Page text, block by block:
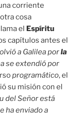
corriente
cosa
el Espíritu
capítulos antes el
a Galilea porla
se extendió por
programático, el
su misión con el
del Señor está
ha enviado a